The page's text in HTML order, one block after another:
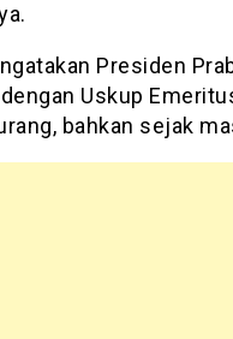
Presiden
Uskup
bahkan sejak